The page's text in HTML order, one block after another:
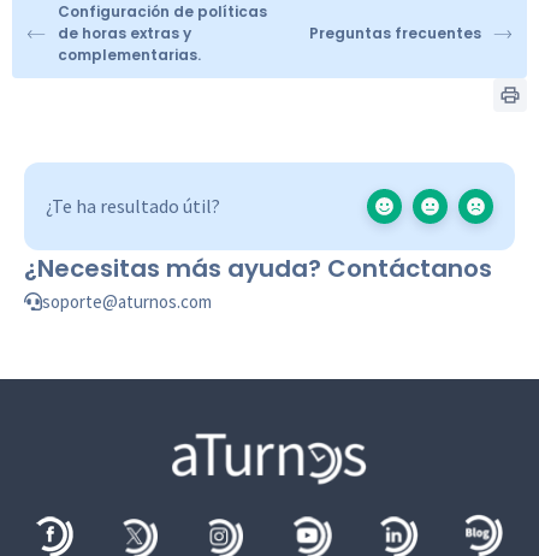
Configuración de políticas
de horas extras y
complementarias.
Preguntas frecuentes
¿Te ha resultado útil?
¿Necesitas más ayuda? Contáctanos
soporte@aturnos.com